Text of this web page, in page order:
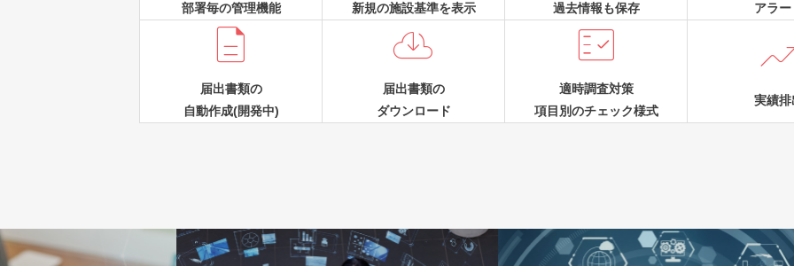
部署毎の管理機能
新規の施設基準を表示
過去情報も保存
アラー

届出書類の
自動作成(開発中)

届出書類の
ダウンロード

適時調査対策
項目別のチェック様式
実績排